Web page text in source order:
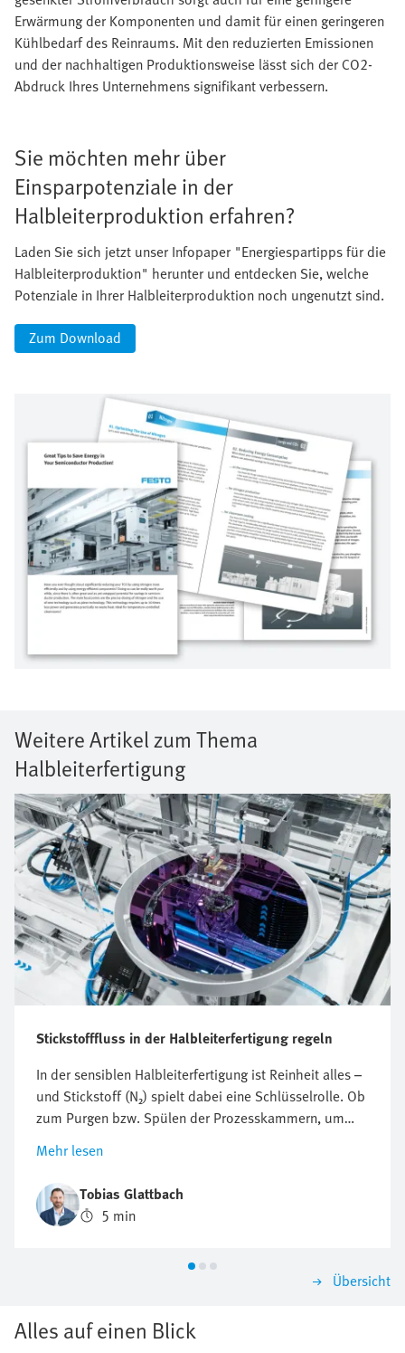
Erwärmung der Komponenten und damit für einen geringeren
Kühlbedarf des Reinraums. Mit den reduzierten Emissionen
und der nachhaltigen Produktionsweise lässt sich der CO2-
Abdruck Ihres Unternehmens signifikant verbessern.
Sie möchten mehr über
Einsparpotenziale in der
Halbleiterproduktion erfahren?
Laden Sie sich jetzt unser Infopaper "Energiespartipps für die
Halbleiterproduktion" herunter und entdecken Sie, welche
Potenziale in Ihrer Halbleiterproduktion noch ungenutzt sind.
Zum Download
Weitere Artikel zum Thema
Halbleiterfertigung
Stickstofffluss in der Halbleiterfertigung regeln
In der sensiblen Halbleiterfertigung ist Reinheit alles –
und Stickstoff (N₂) spielt dabei eine Schlüsselrolle. Ob
zum Purgen bzw. Spülen der Prozesskammern, um
diese vor Partikeln und sonstigen Verunreinigungen zu
schützen oder zum Schutz vor Oxidation: Die
Optimierung des Stickstoffverbrauchs ist
entscheidend. Aber wie lässt sich dieser Fluss effizient,
reproduzierbar und möglichst wirtschaftlich
Mehr lesen
Tobias Glattbach
5 min
Übersicht
Alles auf einen Blick